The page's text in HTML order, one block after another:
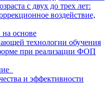
с двух до трех лет:
воздействие,
на основе
технологии обучения
при реализации ФОП
и эффективности